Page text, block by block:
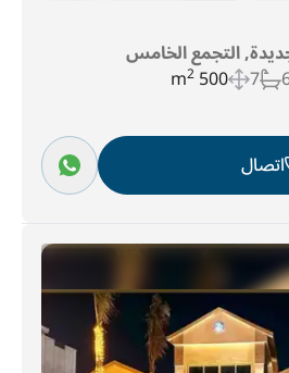
التجمع الخامس
7
500 m
2
اتصال